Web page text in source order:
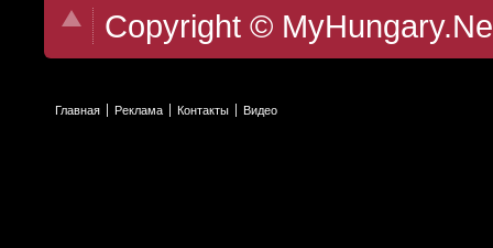
Copyright ©
Главная Реклама Контакты Видео